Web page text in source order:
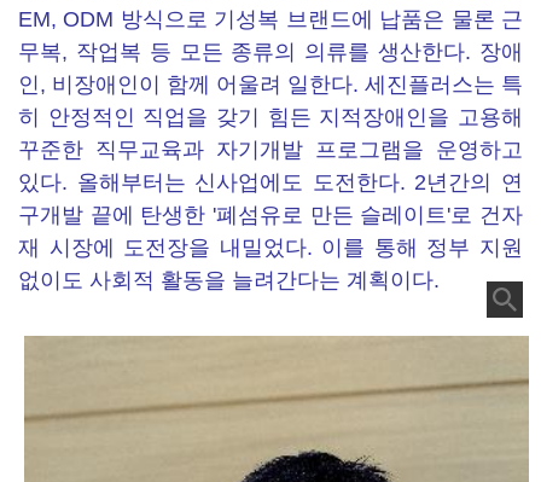
EM, ODM 방식으로 기성복 브랜드에 납품은 물론 근
무복, 작업복 등 모든 종류의 의류를 생산한다. 장애
인, 비장애인이 함께 어울려 일한다. 세진플러스는 특
히 안정적인 직업을 갖기 힘든 지적장애인을 고용해
꾸준한 직무교육과 자기개발 프로그램을 운영하고
있다. 올해부터는 신사업에도 도전한다. 2년간의 연
구개발 끝에 탄생한 '폐섬유로 만든 슬레이트'로 건자
재 시장에 도전장을 내밀었다. 이를 통해 정부 지원
없이도 사회적 활동을 늘려간다는 계획이다.